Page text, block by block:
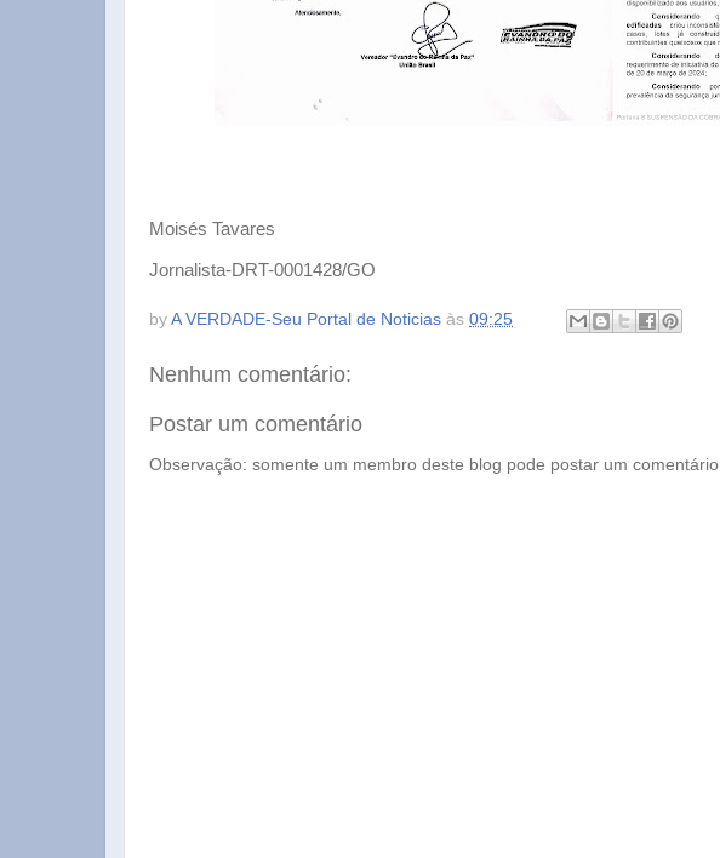
Moisés Tavares
Jornalista-DRT-0001428/GO
by A VERDADE-Seu Portal de Noticias às 09:25
Nenhum comentário:
Postar um comentário
Observação: somente um membro deste blog pode postar um comentário.